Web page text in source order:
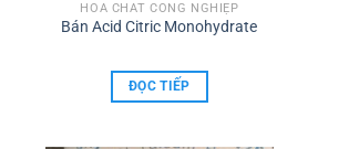
HÓA CHẤT CÔNG NGHIỆP
Bán Acid Citric Monohydrate
ĐỌC TIẾP